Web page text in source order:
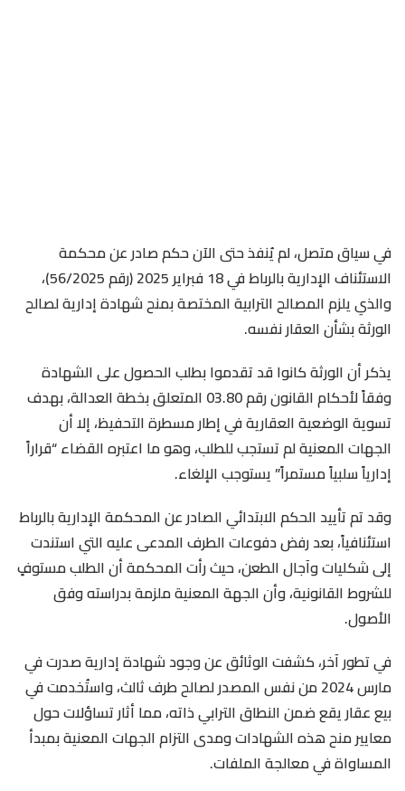
في سياق متصل، لم يُنفذ حتى الآن حكم صادر عن محكمة
الاستئناف الإدارية بالرباط في 18 فبراير 2025 (رقم 56/2025)،
والذي يلزم المصالح الترابية المختصة بمنح شهادة إدارية لصالح
الورثة بشأن العقار نفسه.
يذكر أن الورثة كانوا قد تقدموا بطلب الحصول على الشهادة
وفقاً لأحكام القانون رقم 03.80 المتعلق بخطة العدالة، بهدف
تسوية الوضعية العقارية في إطار مسطرة التحفيظ، إلا أن
الجهات المعنية لم تستجب للطلب، وهو ما اعتبره القضاء “قراراً
إدارياً سلبياً مستمراً” يستوجب الإلغاء.
وقد تم تأييد الحكم الابتدائي الصادر عن المحكمة الإدارية بالرباط
استئنافياً، بعد رفض دفوعات الطرف المدعى عليه التي استندت
إلى شكليات وآجال الطعن، حيث رأت المحكمة أن الطلب مستوفٍ
للشروط القانونية، وأن الجهة المعنية ملزمة بدراسته وفق
الأصول.
في تطور آخر، كشفت الوثائق عن وجود شهادة إدارية صدرت في
مارس 2024 من نفس المصدر لصالح طرف ثالث، واستُخدمت في
بيع عقار يقع ضمن النطاق الترابي ذاته، مما أثار تساؤلات حول
معايير منح هذه الشهادات ومدى التزام الجهات المعنية بمبدأ
المساواة في معالجة الملفات.